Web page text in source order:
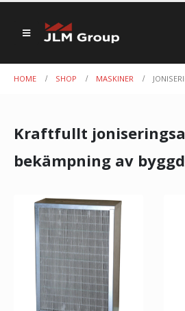
HOME SHOP MASKINER
Kraftfullt
bekämpning av